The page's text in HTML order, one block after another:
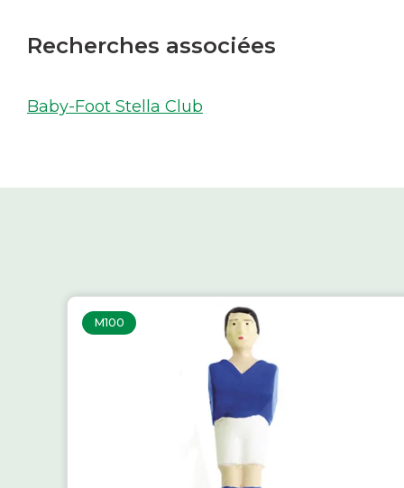
Recherches associées
Baby-Foot Stella Club
M100